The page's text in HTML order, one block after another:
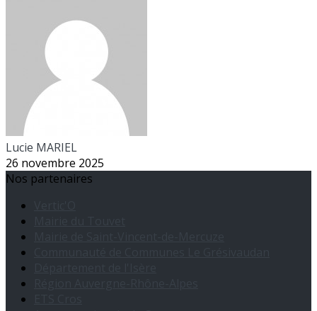
Lucie MARIEL
26 novembre 2025
Nos partenaires